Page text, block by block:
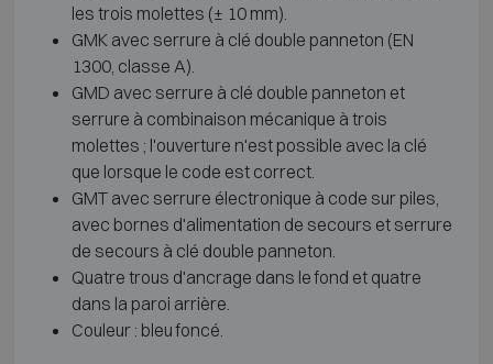
les trois molettes (± 10 mm).
GMK avec serrure à clé double panneton (EN
1300, classe A).
GMD avec serrure à clé double panneton et
serrure à combinaison mécanique à trois
molettes ; l'ouverture n'est possible avec la clé
que lorsque le code est correct.
GMT avec serrure électronique à code sur piles,
avec bornes d'alimentation de secours et serrure
de secours à clé double panneton.
Quatre trous d'ancrage dans le fond et quatre
dans la paroi arrière.
Couleur : bleu foncé.